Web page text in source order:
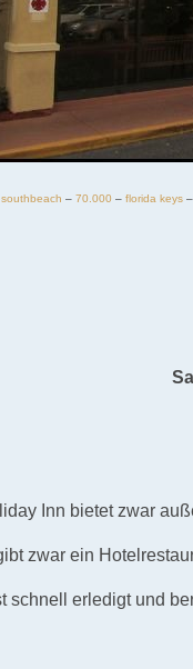
southbeach – 70.000 – florida keys –
Inn bietet zwar
zwar ein
schnell erledigt und